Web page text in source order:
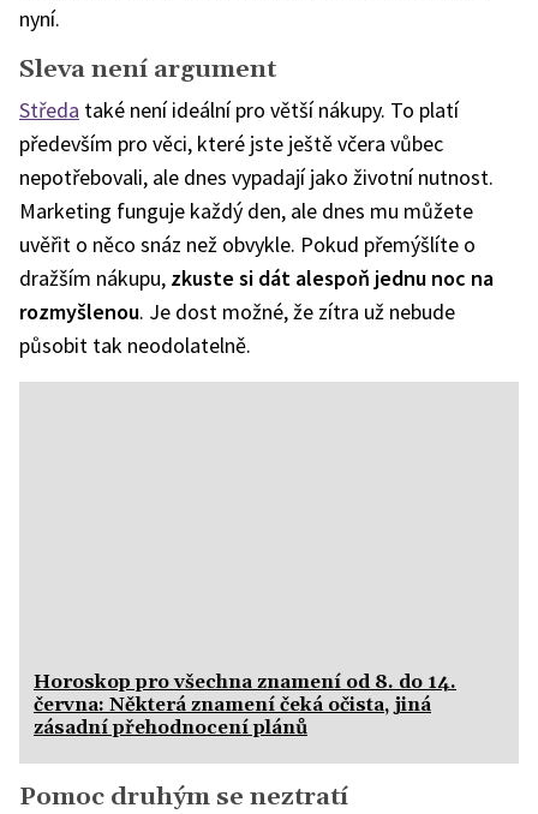
nyní.
Sleva není argument
Středa také není ideální pro větší nákupy. To platí
především pro věci, které jste ještě včera vůbec
nepotřebovali, ale dnes vypadají jako životní nutnost.
Marketing funguje každý den, ale dnes mu můžete
uvěřit o něco snáz než obvykle. Pokud přemýšlíte o
dražším nákupu, zkuste si dát alespoň jednu noc na
rozmyšlenou. Je dost možné, že zítra už nebude
působit tak neodolatelně.
Horoskop pro všechna znamení od 8. do 14.
června: Některá znamení čeká očista, jiná
zásadní přehodnocení plánů
Pomoc druhým se neztratí